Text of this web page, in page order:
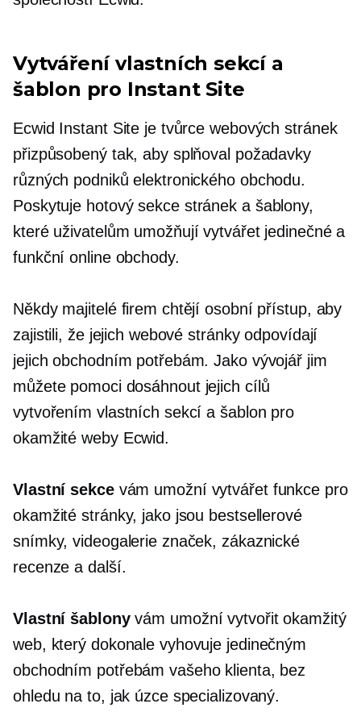
Vytváření vlastních sekcí a
šablon pro Instant Site
Ecwid Instant Site je tvůrce webových stránek
přizpůsobený tak, aby splňoval požadavky
různých podniků elektronického obchodu.
Poskytuje hotovýsekce stránek a šablony,
které uživatelům umožňují vytvářet jedinečné a
funkční online obchody.
Někdy majitelé firem chtějí osobní přístup, aby
zajistili, že jejich webové stránky odpovídají
jejich obchodním potřebám. Jako vývojář jim
můžete pomoci dosáhnout jejich cílů
vytvořením vlastních sekcí a šablon pro
okamžité weby Ecwid.
Vlastní sekcevám umožní vytvářet funkce pro
okamžité stránky, jako jsou bestsellerové
snímky, videogalerie značek, zákaznické
recenze a další.
Vlastní šablonyvám umožní vytvořit okamžitý
web, který dokonale vyhovuje jedinečným
obchodním potřebám vašeho klienta, bez
ohledu na to, jak úzce specializovaný.